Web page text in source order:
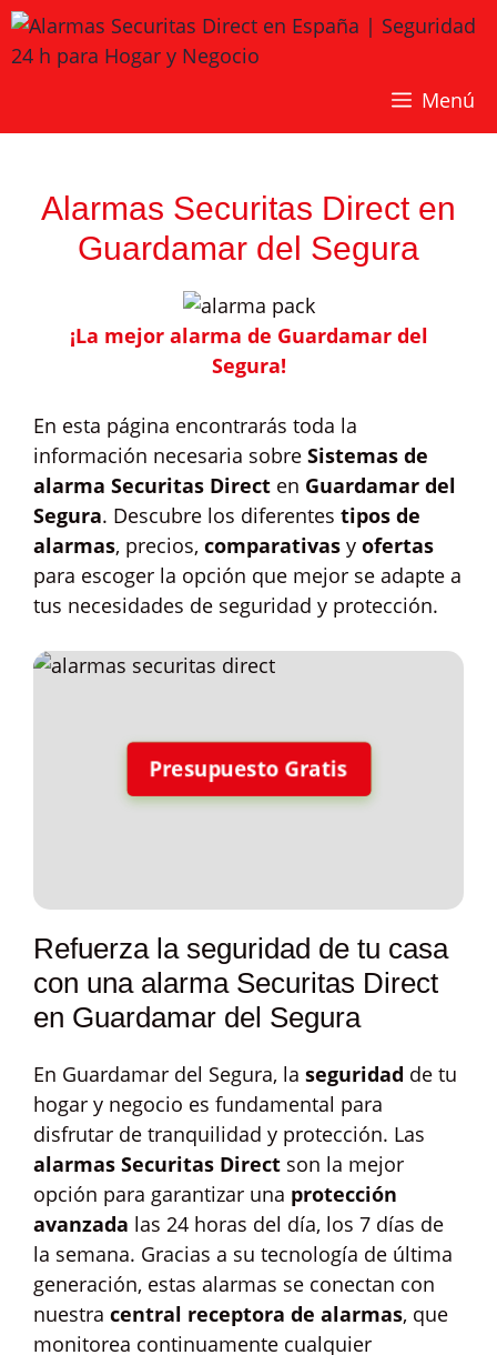
Saltar
al
contenido
Menú
Alarmas Securitas Direct en
Guardamar del Segura
¡La mejor alarma de Guardamar del
Segura!
En esta página encontrarás toda la
información necesaria sobre Sistemas de
alarma Securitas Direct en Guardamar del
Segura. Descubre los diferentes tipos de
alarmas, precios, comparativas y ofertas
para escoger la opción que mejor se adapte a
tus necesidades de seguridad y protección.
Presupuesto Gratis
Refuerza la seguridad de tu casa
con una alarma Securitas Direct
en Guardamar del Segura
En Guardamar del Segura, la seguridad de tu
hogar y negocio es fundamental para
disfrutar de tranquilidad y protección. Las
alarmas Securitas Direct son la mejor
opción para garantizar una protección
avanzada las 24 horas del día, los 7 días de
la semana. Gracias a su tecnología de última
generación, estas alarmas se conectan con
nuestra central receptora de alarmas, que
monitorea continuamente cualquier